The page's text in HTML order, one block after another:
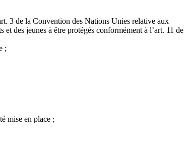
3 de la Convention des Nations Unies relative aux
des jeunes à être protégés conformément à l’art. 11 de
;
mise en place ;